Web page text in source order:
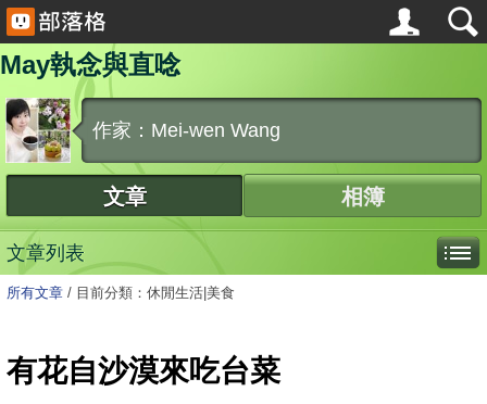
May執念與直唸
作家：Mei-wen Wang
文章 相簿
文章列表
所有文章 / 目前分類：休閒生活|美食
有花自沙漠來吃台菜